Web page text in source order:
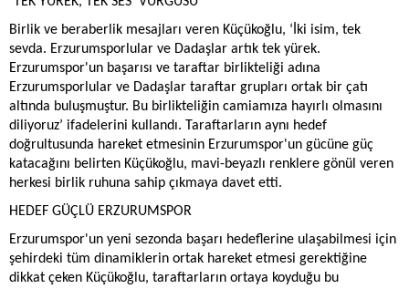
Birlik ve beraberlik mesajları veren Küçükoğlu, ‘İki isim, tek
sevda. Erzurumsporlular ve Dadaşlar artık tek yürek.
Erzurumspor'un başarısı ve taraftar birlikteliği adına
Erzurumsporlular ve Dadaşlar taraftar grupları ortak bir çatı
altında buluşmuştur. Bu birlikteliğin camiamıza hayırlı olmasını
diliyoruz’ ifadelerini kullandı. Taraftarların aynı hedef
doğrultusunda hareket etmesinin Erzurumspor'un gücüne güç
katacağını belirten Küçükoğlu, mavi-beyazlı renklere gönül veren
herkesi birlik ruhuna sahip çıkmaya davet etti.
HEDEF GÜÇLÜ ERZURUMSPOR
Erzurumspor'un yeni sezonda başarı hedeflerine ulaşabilmesi için
şehirdeki tüm dinamiklerin ortak hareket etmesi gerektiğine
dikkat çeken Küçükoğlu, taraftarların ortaya koyduğu bu